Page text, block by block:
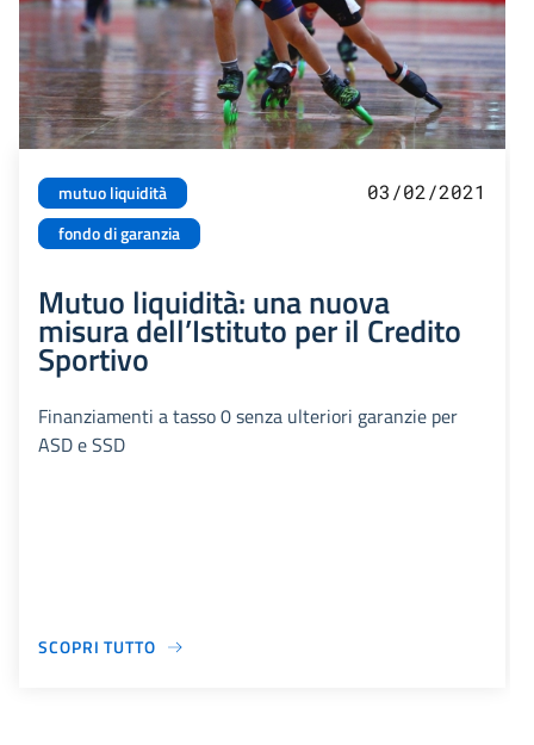
mutuo liquidità
fondo di garanzia
03/02/2021
Mutuo liquidità: una nuova
misura dell’Istituto per il Credito
Sportivo
Finanziamenti a tasso 0 senza ulteriori garanzie per
ASD e SSD
SCOPRI TUTTO